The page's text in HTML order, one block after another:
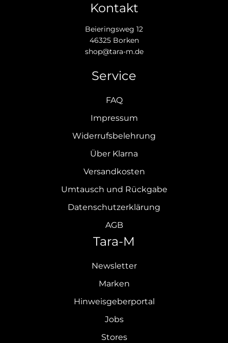
Kontakt
Beieringsweg 12
46325 Borken
shop@tara-m.de
Service
FAQ
Impressum
Widerrufsbelehrung
Über Klarna
Versandkosten
Umtausch und Rückgabe
Datenschutzerklärung
AGB
Tara-M
Newsletter
Marken
Hinweisgeberportal
Jobs
Stores